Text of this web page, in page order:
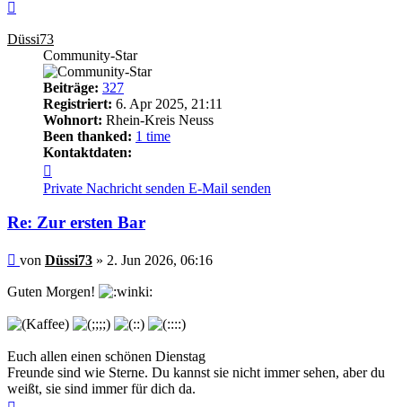
Düssi73
Community-Star
Beiträge: 327
Registriert: 6. Apr 2025, 21:11
Wohnort: Rhein-Kreis Neuss
Been thanked: 1 time
Kontaktdaten:
von
Düssi73
Private Nachricht senden E-Mail senden
Re: Zur ersten Bar
Beitrag
von Düssi73 » 2. Jun 2026, 06:16
Guten Morgen!
Euch allen einen schönen Dienstag
Freunde sind wie Sterne. Du kannst sie nicht immer sehen, aber du
weißt, sie sind immer für dich da.